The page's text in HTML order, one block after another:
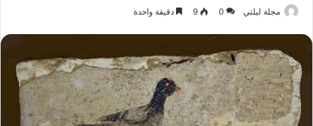
مجلة ليلتي 0
9 دقيقة واحدة